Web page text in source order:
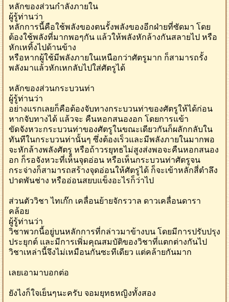
หลักของส่วนกำลังภายใน
ผู้รู้ท่านว่า
หลักการนี้คือใช้พลังของตนรั้งพลังของอีกฝ่ายที่ซัดมา โดย
ต้องใช้พลังที่มากพอๆกัน แล้วให้พลังหักล้างกันสลายไป หรือ
หักเหทิ้งไปด้านข้าง
หรือหากผู้ใช้มีพลังภายในเหนือกว่าศัตรูมาก ก็สามารถรั้ง
พลังมาแล้วหักเหกลับไปใส่ศัตรูได้
หลักของส่วนกระบวนท่า
ผู้รู้ท่านว่า
อย่างแรกเลยก็คือต้องจับทางกระบวนท่าของศัตรูให้ได้ก่อน
หากจับทางได้ แล้วจะ คืนหอกสนองอก โดยการแข้า
ขัดจังหวะกระบวนท่าของศัตรูในขณะเดียวกันก็ผลักกลับใน
ทันทีในกระบวนท่านั้นๆ ซึ่งต้องเร็วและมีพลังภายในมากพอ
จะหักล้างพลังศัตรู หรือถ้าวรยุทธไม่สูงส่งพอจะคืนหอกสนอง
อก ก็รอจังหวะที่เห็นจุดอ่อน หรือเห็นกระบวนท่าศัตรูจน
กระจ่างก็สามารถสร้างจุดอ่อนให้ศัตรูได้ ก็จะเข้าหลักสี่ตำลึง
ปาดพันช่าง หรืออ่อนสยบแข็งอะไรก็ว่าไป
ส่วนตัววิชา ไทเก๊ก เคลื่อนย้ายจักรวาล ดาวเคลื่อนดารา
คล้อย
ผู้รู้ท่านว่า
วิชาพวกนี้อยู่บนหลักการที่กล่าวมาข้างบน โดยมีการปรับปรุง
ประยุกต์ และมีการเพิ่มคุณสมบัติของวิชาที่แตกต่างกันไป
วิชาเหล่านี้จึงไม่เหมือนกันซะทีเดียว แต่คล้ายกันมาก
เลยเอามาบอกต่อ
ยังไงก็ใจเย็นๆนะครับ จอมยุทธหญิงทั้งสอง